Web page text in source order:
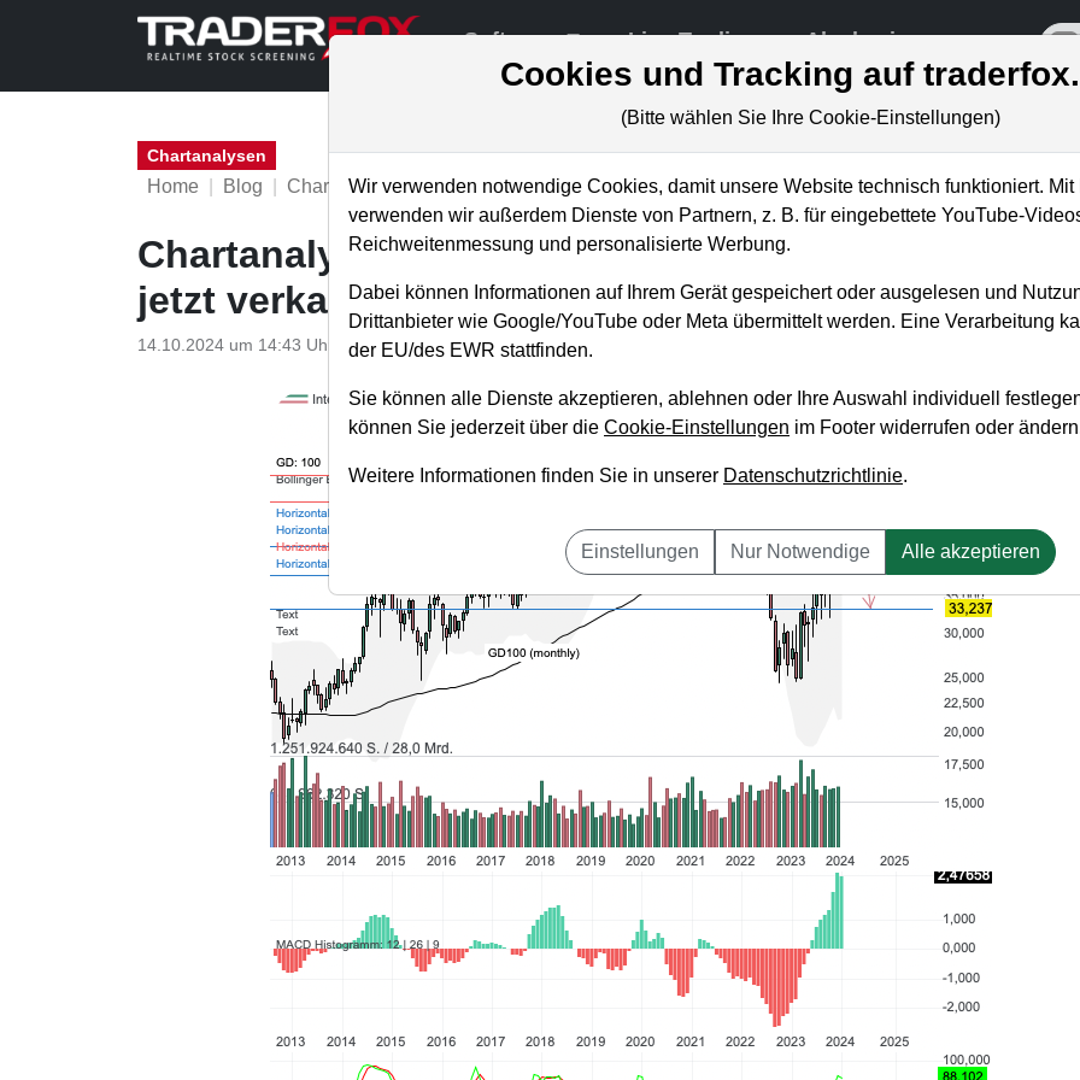
Software Live-Trading Akademie
Chartanalysen
Home Blog Chartanalysen
Chartanalyse Intel: Aktie schmiert nach Zahlen ab –
jetzt verkaufen?
14.10.2024 um 14:43 Uhr P. Uhlschmied
Cookies und Tracking auf
(Bitte wählen Sie Ihre Cookie-Einstellungen)
Wir verwenden notwendige Cookies, damit unsere Website technisch funktioniert.
verwenden wir außerdem Dienste von Partnern, z. B. für eingebettete YouTube-
Reichweitenmessung und personalisierte Werbung.
Dabei können Informationen auf Ihrem Gerät gespeichert oder ausgelesen und
Drittanbieter wie Google/YouTube oder Meta übermittelt werden. Eine Verarbeitung
der EU/des EWR stattfinden.
Sie können alle Dienste akzeptieren, ablehnen oder Ihre Auswahl individuell
können Sie jederzeit über die Cookie-Einstellungen im Footer widerrufen oder
Weitere Informationen finden Sie in unserer Datenschutzrichtlinie.
Einstellungen Nur Notwendige Alle akzeptieren